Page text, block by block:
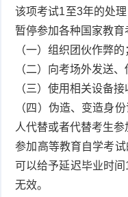
该项考试1至3年的处
暂停参加各种国家教育
（一）组织团伙作弊的
（二）向考场外发送、
（三）使用相关设备
（四）伪造、变造身
人代替或者代替考生参
参加高等教育自学考
可以给予延迟毕业时
无效。